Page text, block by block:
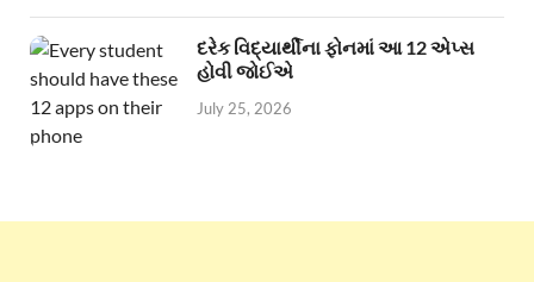
દરેક વિદ્યાર્થીના ફોનમાં આ 12 એપ્સ
હોવી જોઈએ
July 25, 2026